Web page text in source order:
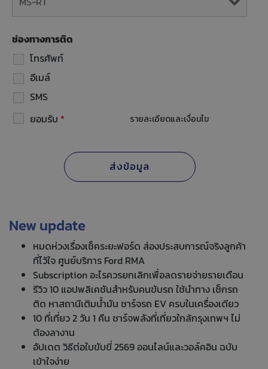
ช่องทางการติด
โทรศัพท์
อีเมล์
SMS
ยอมรับ * รายละเอียดและเงื่อนไข
New update
หมดห่วงเรื่องเช็คระยะฟอร์ด ส่องประสบการณ์จริงลูกค้า
ที่ไว้ใจ ศูนย์บริการ Ford RMA
Subscription อะไรควรยกเลิกเพื่อลดรายจ่ายรายเดือน
รีวิว 10 แอปพลิเคชันสำหรับคนขับรถ ใช้นำทาง เช็กรถ
ติด หาสถานีเติมน้ำมัน ชาร์จรถ EV ครบในเครื่องเดียว
10 ที่เที่ยว 2 วัน 1 คืน ชาร์จพลังที่เที่ยวใกล้กรุงเทพฯ ไม่
ต้องลางาน
อัปเดต วิธีต่อใบขับขี่ 2569 ออนไลน์และวอล์คอิน ฉบับ
เข้าใจง่าย